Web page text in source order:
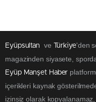
Eyüpsultan ve Türkiye'den
magazinden siyasete,
Eyüp Manşet Haber
içerikleri kaynak
izinsiz olarak kopyalanamaz,